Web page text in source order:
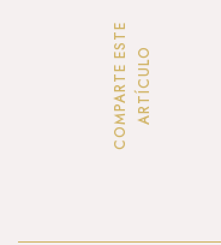
C
O
M
P
A
R
T
E
E
S
T
E
A
R
T
Í
C
U
LO